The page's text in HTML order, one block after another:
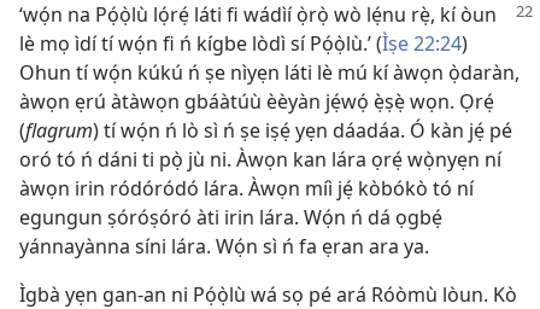
‘wọ́n na Pọ́ọ̀lù lọ́rẹ́ láti fi wádìí ọ̀rọ̀ wò lẹ́nu rẹ̀, kí òun
lè mọ ìdí tí wọ́n fi ń kígbe lòdì sí Pọ́ọ̀lù.’ (Ìṣe 22:24)
Ohun tí wọ́n kúkú ń ṣe nìyẹn láti lè mú kí àwọn ọ̀daràn,
àwọn ẹrú àtàwọn gbáàtúù èèyàn jẹ́wọ́ ẹ̀ṣẹ̀ wọn. Ọrẹ́
(flagrum) tí wọ́n ń lò sì ń ṣe iṣẹ́ yẹn dáadáa. Ó kàn jẹ́ pé
oró tó ń dáni ti pọ̀ jù ni. Àwọn kan lára ọrẹ́ wọ̀nyẹn ní
àwọn irin ródóródó lára. Àwọn míì jẹ́ kòbókò tó ní
egungun ṣóróṣóró àti irin lára. Wọ́n ń dá ọgbẹ́
yánnayànna síni lára. Wọ́n sì ń fa ẹran ara ya.
Ìgbà yẹn gan-an ni Pọ́ọ̀lù wá sọ pé ará Róòmù lòun. Kò